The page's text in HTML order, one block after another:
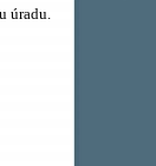
úradu.